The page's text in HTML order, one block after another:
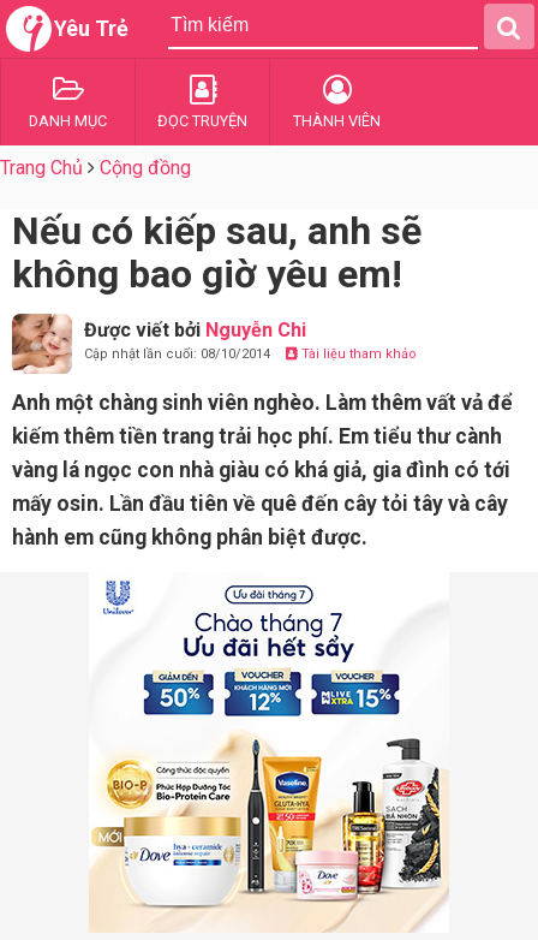
Yêu Trẻ
DANH MỤC ĐỌC TRUYỆN THÀNH VIÊN
Trang Chủ Cộng đồng
Nếu có kiếp sau, anh sẽ
không bao giờ yêu em!
Được viết bởi Nguyễn Chi
Cập nhật lần cuối: 08/10/2014 Tài liệu tham khảo
Anh một chàng sinh viên nghèo. Làm thêm vất vả để
kiếm thêm tiền trang trải học phí. Em tiểu thư cành
vàng lá ngọc con nhà giàu có khá giả, gia đình có tới
mấy osin. Lần đầu tiên về quê đến cây tỏi tây và cây
hành em cũng không phân biệt được.